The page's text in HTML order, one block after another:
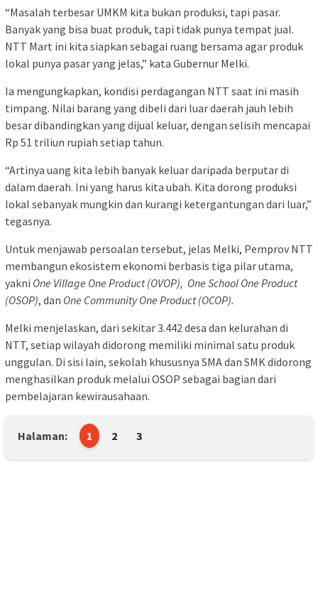
“Masalah terbesar UMKM kita bukan produksi, tapi pasar.
Banyak yang bisa buat produk, tapi tidak punya tempat jual.
NTT Mart ini kita siapkan sebagai ruang bersama agar produk
lokal punya pasar yang jelas,” kata Gubernur Melki.
Ia mengungkapkan, kondisi perdagangan NTT saat ini masih
timpang. Nilai barang yang dibeli dari luar daerah jauh lebih
besar dibandingkan yang dijual keluar, dengan selisih mencapai
Rp 51 triliun rupiah setiap tahun.
“Artinya uang kita lebih banyak keluar daripada berputar di
dalam daerah. Ini yang harus kita ubah. Kita dorong produksi
lokal sebanyak mungkin dan kurangi ketergantungan dari luar,”
tegasnya.
Untuk menjawab persoalan tersebut, jelas Melki, Pemprov NTT
membangun ekosistem ekonomi berbasis tiga pilar utama,
yakni One Village One Product (OVOP), One School One Product
(OSOP), dan One Community One Product (OCOP).
Melki menjelaskan, dari sekitar 3.442 desa dan kelurahan di
NTT, setiap wilayah didorong memiliki minimal satu produk
unggulan. Di sisi lain, sekolah khususnya SMA dan SMK didorong
menghasilkan produk melalui OSOP sebagai bagian dari
pembelajaran kewirausahaan.
Halaman: 1 2 3